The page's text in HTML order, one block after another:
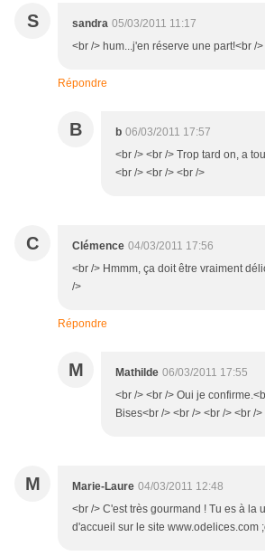
S sandra 05/03/2011 11:17
<br /> hum...j'en réserve une part!<br /
Répondre
B b 06/03/2011 17:57
<br /> <br /> Trop tard on, a
<br /> <br /> <br />
C Clémence 04/03/2011 17:56
<br /> Hmmm, ça doit être vraiment
/>
Répondre
M Mathilde 06/03/2011 17:55
<br /> <br /> Oui je
Bises<br /> <br /> <br /> <br />
M Marie-Laure 04/03/2011 12:48
<br /> C'est très gourmand ! Tu es à la
d'accueil sur le site www.odelices.com